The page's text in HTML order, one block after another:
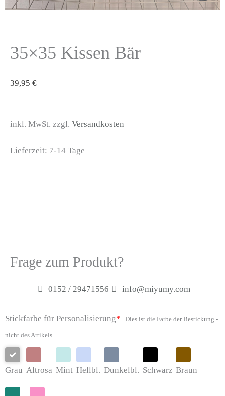
35×35 Kissen Bär
39,95 €
inkl. MwSt. zzgl. Versandkosten
Lieferzeit: 7-14 Tage
Frage zum Produkt?
0152 / 29471556 info@miyumy.com
Stickfarbe für Personalisierung* Dies ist die Farbe der Bestickung -
nicht des Artikels
Grau Altrosa Mint Hellbl. Dunkelbl. Schwarz Braun
Menge